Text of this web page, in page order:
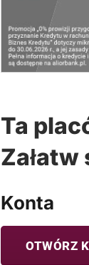
Ta
Konta
OTWÓRZ